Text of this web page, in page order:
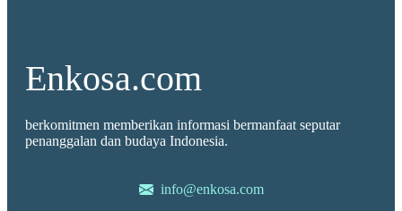
Enkosa.com
berkomitmen memberikan informasi bermanfaat seputar
penanggalan dan budaya Indonesia.
info@enkosa.com